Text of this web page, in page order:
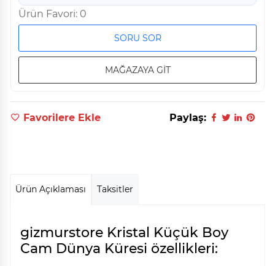
Ürün Favori: 0
SORU SOR
MAĞAZAYA GİT
Favorilere Ekle Paylaş:
Ürün Açıklaması Taksitler
gizmurstore Kristal Küçük Boy
Cam Dünya Küresi özellikleri: